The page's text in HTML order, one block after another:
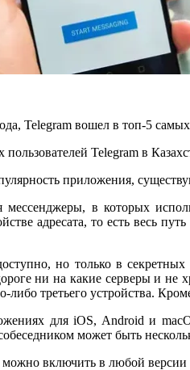
Telegram вошел в топ-5
Telegram в
приложения,
мессенджеры, в которых
адресата, то есть весь
но только в
ни на какие серверы и не
либо третьего устройства.
для iOS, Android и
может быть
можно включить в любой